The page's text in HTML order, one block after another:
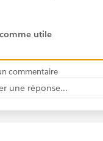
utile
commentaire
une réponse...